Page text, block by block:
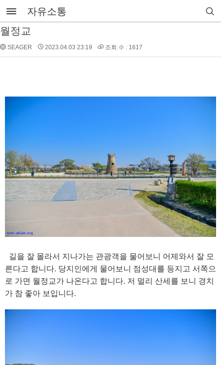
자유소통
월정교
SEAGER 2023.04.03 23:19 조회 수 : 1617
길을 잘 몰라서 지나가는 관광객을 물어보니 어제와서 잘 모
른다고 합니다. 당지인에게 물어보니 점성대를 등지고 서쪽으
로 가면 월정교가 나온다고 합니다. 저 멀리 산세를 보니 경치
가 참 좋아 보입니다.